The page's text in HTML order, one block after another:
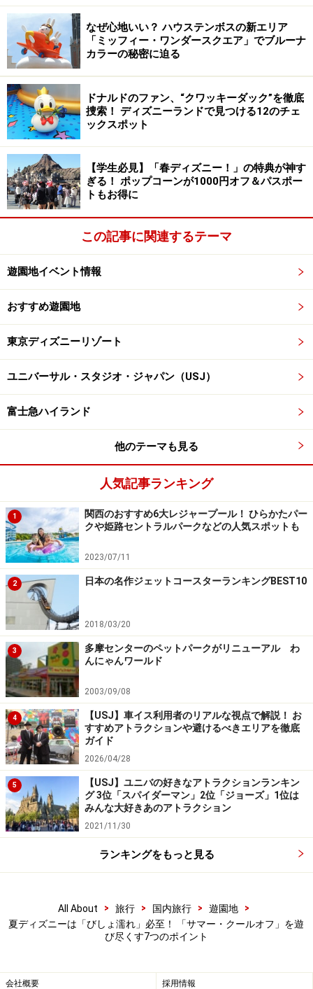
ベイマックスのフロートから大量の水が放たれる「ベイマッ
クスのミッション・クールダウン」
【1】ベイマックスのミッション・クールダ
ウン
暑さによって低下したみんなの“エナジーレベル”を、ベ
イマックスが先導する2台のフロートから放たれる水や
ミストで上昇させます。パレードルートに何度か停止し
て水を放つので“びしょ濡れ”度満点。
暑ければ暑いほど、ベイマックスからの水は、かなり気持ち
ペシャルバージョン
人気のライド回転型アトラクション「ベイマックスのハ
ッピーライド」がスペシャルバージョンで登場。通常流
れている6曲のオリジナルソングに加え「Mrs. GREEN
トラクションで日本人アーティストの曲が流れるのは初
めて！
【3】ベイマックスにちなんだひんやりメニ
ュー
暑い夏にうれしいひんやりメニューの中でも、特にフル
ーツたっぷりの「シェイブアイス」は大人気です。カッ
プの上のベイマックスのおもちとカップの下のフルーツ
がとにかくおいしいんです。ほかに、トロピカルフルー
ツ＆ティーゼリーやストロベリーのサンデーもありま
す。
右はシェイブアイス（ブルーシロップ＆マンゴー）、左はシ
ェイブアイス（ストロベリー）各600円。「プラザパビリオ
ン・レストラン」にて販売
「クールダウンうどん」というメニューもありますよ。
ベイマックスのカップに冷たいうどんが入っています。
エッグ、豆乳ポテトソース、そして牛カルビ入りで、け
っこうボリュームがあります。手軽なので持ち運んでパ
レードの待ち時間などに食べるのもいいですね。
ベイマックスメニュー以外にも、ミッキーマウスたちが
なぜ心地いい？ ハウステンボスの新エリア
「ミッフィー・ワンダースクエア」でブルーナ
カラーの秘密に迫る
ドナルドのファン、“クワッキーダック”を徹底
捜索！ ディズニーランドで見つける12のチェ
ックスポット
【学生必見】「春ディズニー！」の特典が神す
ぎる！ ポップコーンが1000円オフ＆パスポー
トもお得に
この記事に関連するテーマ
遊園地イベント情報
おすすめ遊園地
東京ディズニーリゾート
ユニバーサル・スタジオ・ジャパン（USJ）
富士急ハイランド
他のテーマも見る
人気記事ランキング
1
関西のおすすめ6大レジャープール！ ひらかたパー
クや姫路セントラルパークなどの人気スポットも
2023/07/11
2 日本の名作ジェットコースターランキングBEST10
2018/03/20
3
多摩センターのペットパークがリニューアル わ
んにゃんワールド
2003/09/08
4
【USJ】車イス利用者のリアルな視点で解説！ お
すすめアトラクションや避けるべきエリアを徹底
ガイド
2026/04/28
5
【USJ】ユニバの好きなアトラクションランキン
グ 3位「スパイダーマン」2位「ジョーズ」1位は
みんな大好きあのアトラクション
2021/11/30
ランキングをもっと見る
All About > 旅行 > 国内旅行 > 遊園地
>
夏ディズニーは「びしょ濡れ」必至！ 「サマー・クールオフ」を遊
び尽くす7つのポイント
会社概要 採用情報